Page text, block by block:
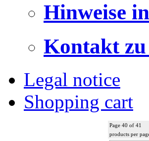
Hinweise
Kontakt
Legal notice
Shopping cart
Page 40 of 41
products per